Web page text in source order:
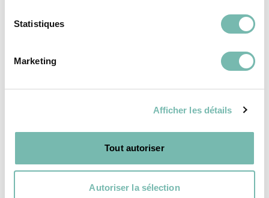
Statistiques
Marketing
Afficher les détails
Tout autoriser
Autoriser la sélection